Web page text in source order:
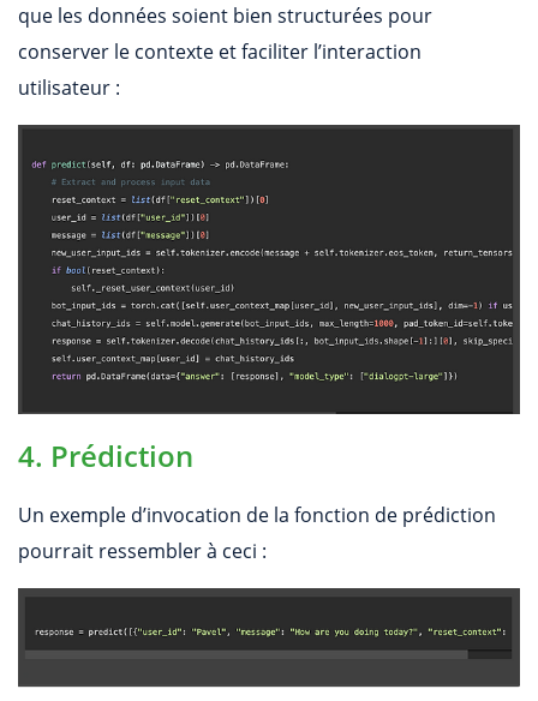
que les données soient bien structurées pour
conserver le contexte et faciliter l’interaction
utilisateur :
4. Prédiction
Un exemple d’invocation de la fonction de prédiction
pourrait ressembler à ceci :